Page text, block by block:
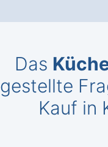
Das
gestellte
Kauf in